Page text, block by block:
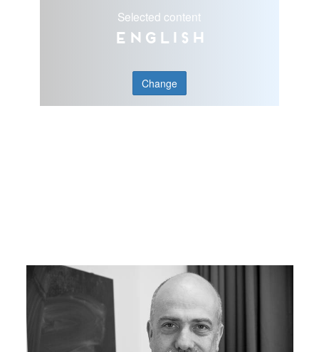
Selected content
English
Change